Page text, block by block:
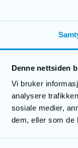
Denne nettsiden
Vi bruker
analysere
sosiale medier,
dem, eller som de